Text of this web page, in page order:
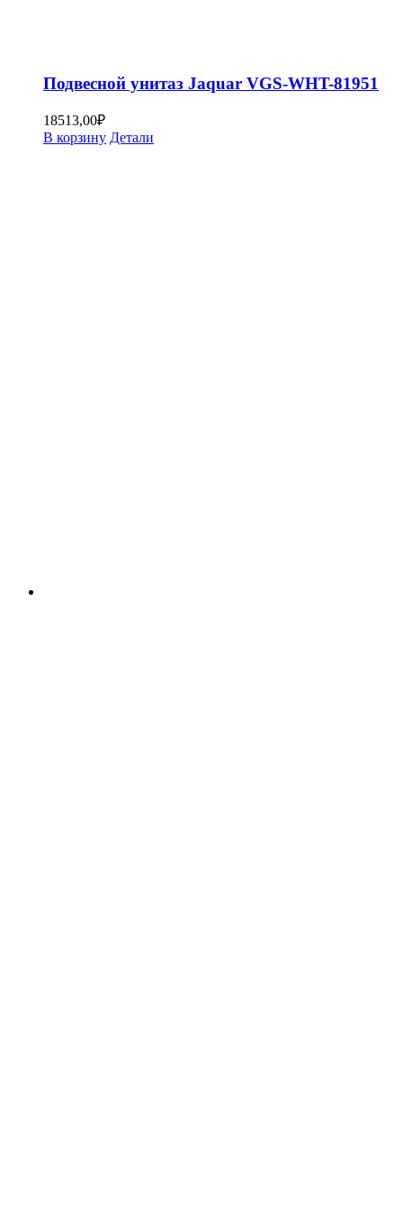
Подвесной унитаз Jaquar VGS-WHT-81951
18513,00₽
В корзину Детали